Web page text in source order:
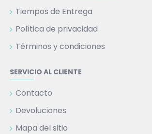
Tiempos de Entrega
Política de privacidad
Términos y condiciones
SERVICIO AL CLIENTE
Contacto
Devoluciones
Mapa del sitio